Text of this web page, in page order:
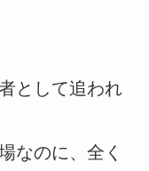
として追われ
なのに、全く